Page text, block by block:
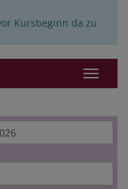
Kursbeginn da zu